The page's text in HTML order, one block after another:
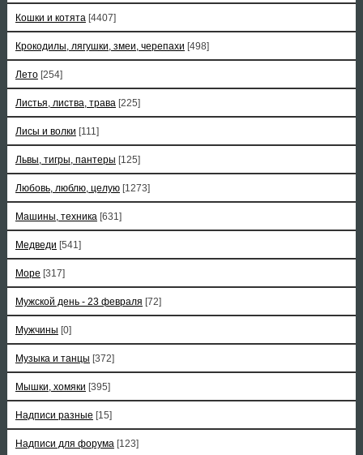
Кошки и котята [4407]
Крокодилы, лягушки, змеи, черепахи [498]
Лето [254]
Листья, листва, трава [225]
Лисы и волки [111]
Львы, тигры, пантеры [125]
Любовь, люблю, целую [1273]
Машины, техника [631]
Медведи [541]
Море [317]
Мужской день - 23 февраля [72]
Мужчины [0]
Музыка и танцы [372]
Мышки, хомяки [395]
Надписи разные [15]
Надписи для форума [123]